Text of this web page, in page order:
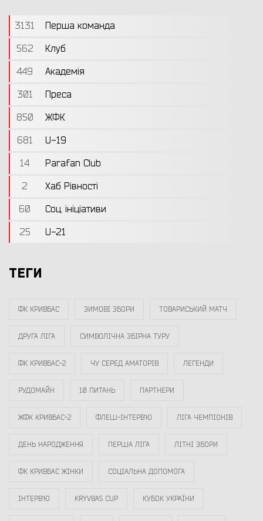
3131
Перша команда
562
Клуб
449
Академія
301
Преса
850
ЖФК
681
U-19
14
Parafan Club
2
Хаб Рівності
60
Соц. ініціативи
25
U-21
ТЕГИ
ФК КРИВБАС ЗИМОВІ ЗБОРИ ТОВАРИСЬКИЙ МАТЧ
ДРУГА ЛІГА СИМВОЛІЧНА ЗБІРНА ТУРУ
ФК КРИВБАС-2 ЧУ СЕРЕД АМАТОРІВ ЛЕГЕНДИ
РУДОМАЙН 10 ПИТАНЬ ПАРТНЕРИ
ЖФК КРИВБАС-2 ФЛЕШ-ІНТЕРВ`Ю ЛІГА ЧЕМПІОНІВ
ДЕНЬ НАРОДЖЕННЯ ПЕРША ЛІГА ЛІТНІ ЗБОРИ
ФК КРИВБАС ЖІНКИ СОЦІАЛЬНА ДОПОМОГА
ІНТЕРВ`Ю KRYVBAS CUP КУБОК УКРАЇНИ